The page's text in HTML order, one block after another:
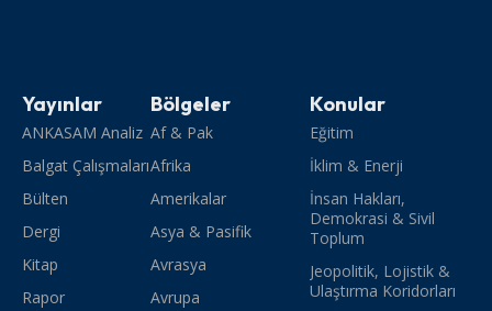
Yayınlar
ANKASAM Analiz
Balgat Çalışmaları
Bülten
Dergi
Kitap
Rapor
Bölgeler
Af & Pak
Afrika
Amerikalar
Asya & Pasifik
Avrasya
Avrupa
Konular
Eğitim
İklim & Enerji
İnsan Hakları,
Demokrasi & Sivil
Toplum
Jeopolitik, Lojistik &
Ulaştırma Koridorları